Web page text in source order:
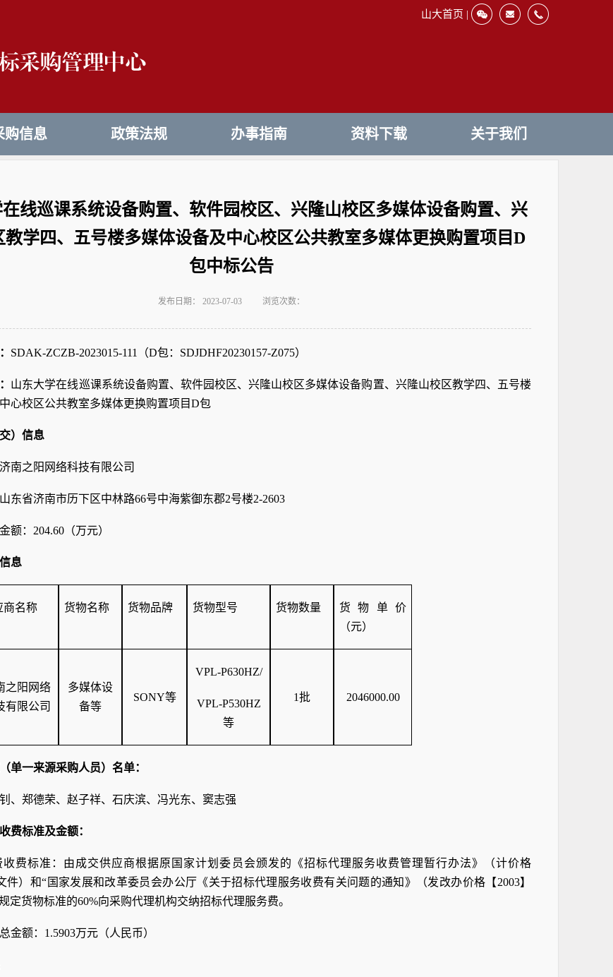
山大首页 |
购信息 政策法规 办事指南 资料下载 关于我们
线巡课系统设备购置、软件园校区、兴隆山校区多媒体设备购置、兴
教学四、五号楼多媒体设备及中心校区公共教室多媒体更换购置项目D
包中标公告
发布日期： 2023-07-03 浏览次数：
SDAK-ZCZB-2023015-111 （D包：SDJDHF20230157-Z075）
山东大学在线巡课系统设备购置、软件园校区、兴隆山校区多媒体设备购置、兴隆山校区教学四、五号楼
心校区公共教室多媒体更换购置项目D包
）信息
南之阳网络科技有限公司
东省济南市历下区中林路66号中海紫御东郡2号楼2-2603
额： 204.60（万元）
息
商名称 货物名称 货物品牌 货物型号 货物数量
货物单价
（元）
之阳网络
有限公司
多媒体设
备等
SONY等
VPL-P630HZ/
VPL-P530HZ
等
1批 2046000.00
单一来源采购人员）名单：
、郑德荣、赵子祥、石庆滨、冯光东、窦志强
费标准及金额：
收费标准：由成交供应商根据原国家计划委员会颁发的《招标代理服务收费管理暂行办法》（计价格
件）和“国家发展和改革委员会办公厅《关于招标代理服务收费有关问题的通知》（发改办价格【2003】
定货物标准的60%向采购代理机构交纳招标代理服务费。
金额 ： 1.5903万元（人民币）